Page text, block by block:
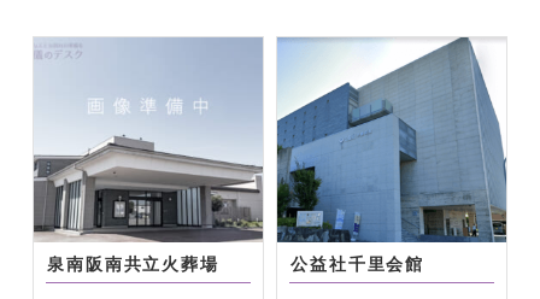
泉南阪南共立火葬場 公益社千里会館